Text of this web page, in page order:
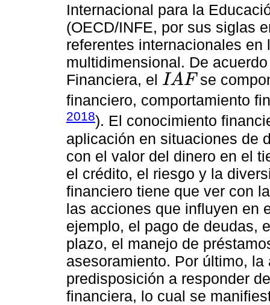
Internacional para la
(OECD/INFE, por sus siglas
referentes internacionales
multidimensional. De
Financiera, el IAF
IAF
se
financiero, comportamiento
2018). El conocimiento
aplicación en situaciones de
con el valor del dinero en el
el crédito, el riesgo y la
financiero tiene que ver con
las acciones que influyen en
ejemplo, el pago de deudas,
plazo, el manejo de
asesoramiento. Por último,
predisposición a responder
financiera, lo cual se